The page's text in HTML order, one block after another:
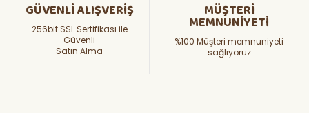
GÜVENLİ ALIŞVERİŞ
256bit SSL Sertifikası ile
Güvenli
Satın Alma
MÜŞTERİ
MEMNUNİYETİ
%100 Müşteri memnuniyeti
sağlıyoruz